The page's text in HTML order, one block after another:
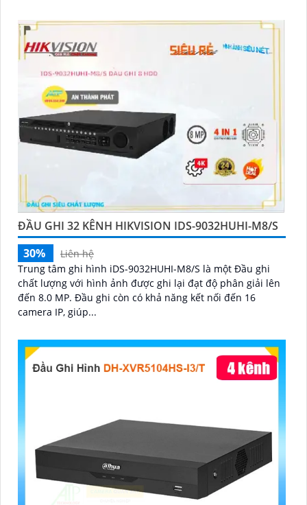
ĐẦU GHI 32 KÊNH HIKVISION IDS-9032HUHI-M8/S
30%
Liên hệ
Trung tâm ghi hình iDS-9032HUHI-M8/S là một Đầu ghi
chất lượng với hình ảnh được ghi lại đạt độ phân giải lên
đến 8.0 MP. Đầu ghi còn có khả năng kết nối đến 16
camera IP, giúp...